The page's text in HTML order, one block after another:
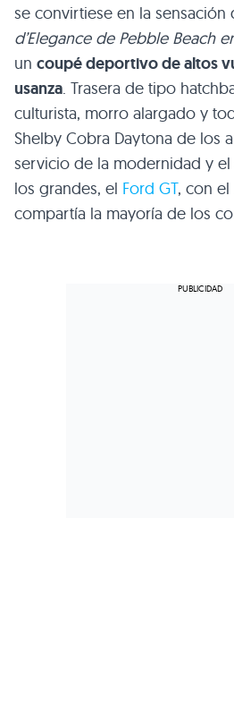
se convirtiese en la sensación
d’Elegance de Pebble Beach
un coupé deportivo de altos
usanza. Trasera de tipo
culturista, morro alargado y
Shelby Cobra Daytona de los
servicio de la modernidad y
los grandes, el Ford GT, con
compartía la mayoría de los